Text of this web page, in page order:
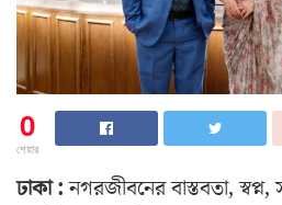
0
শেয়ার
ঢাকা :নগরজীবনের বাস্তবতা, স্বপ্ন,